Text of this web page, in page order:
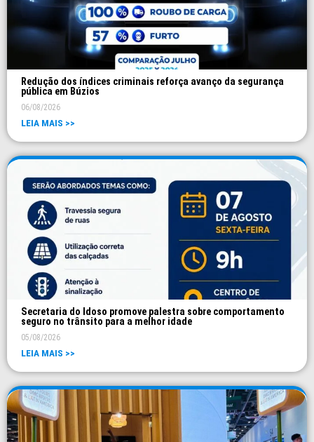
Redução dos índices criminais reforça avanço da segurança
pública em Búzios
06/08/2026
LEIA MAIS >>
Secretaria do Idoso promove palestra sobre comportamento
seguro no trânsito para a melhor idade
05/08/2026
LEIA MAIS >>